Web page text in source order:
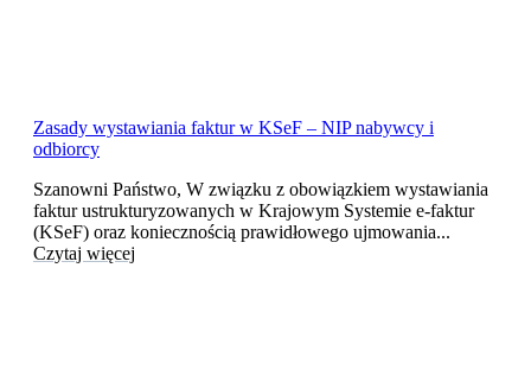
Zasady wystawiania faktur w KSeF – NIP nabywcy i
odbiorcy
Szanowni Państwo, W związku z obowiązkiem wystawiania
faktur ustrukturyzowanych w Krajowym Systemie e-faktur
(KSeF) oraz koniecznością prawidłowego ujmowania...
Czytaj więcej